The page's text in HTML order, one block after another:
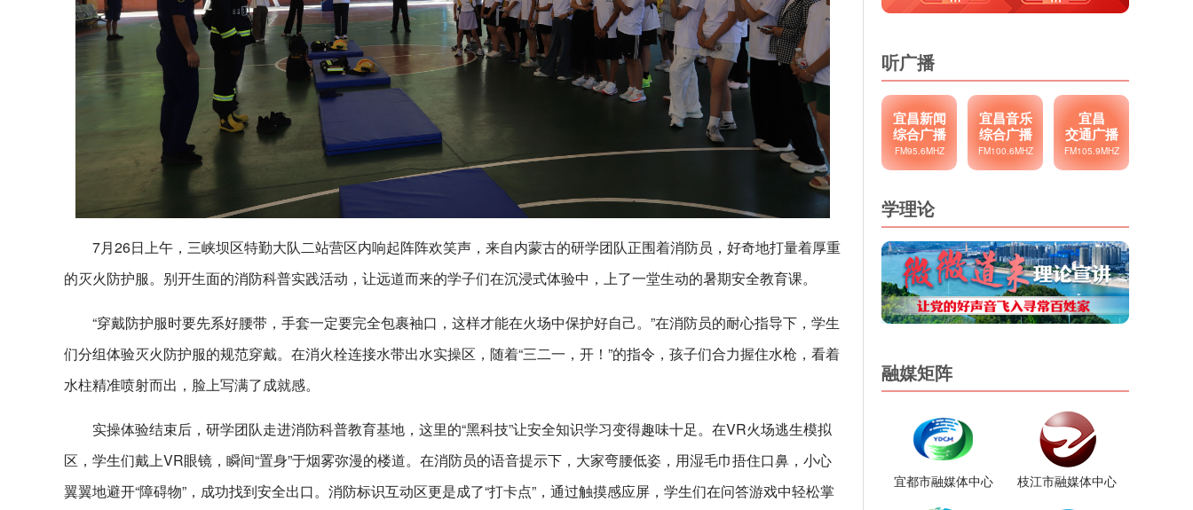
7月26日上午，三峡坝区特勤大队二站营区内响起阵阵欢笑声，来自内蒙古的研学团队正围着消防员，好奇地打量着厚重
的灭火防护服。别开生面的消防科普实践活动，让远道而来的学子们在沉浸式体验中，上了一堂生动的暑期安全教育课。
“穿戴防护服时要先系好腰带，手套一定要完全包裹袖口，这样才能在火场中保护好自己。”在消防员的耐心指导下，学生
们分组体验灭火防护服的规范穿戴。在消火栓连接水带出水实操区，随着“三二一，开！”的指令，孩子们合力握住水枪，看着
水柱精准喷射而出，脸上写满了成就感。
实操体验结束后，研学团队走进消防科普教育基地，这里的“黑科技”让安全知识学习变得趣味十足。在VR火场逃生模拟
区，学生们戴上VR眼镜，瞬间“置身”于烟雾弥漫的楼道。在消防员的语音提示下，大家弯腰低姿，用湿毛巾捂住口鼻，小心
翼翼地避开“障碍物”，成功找到安全出口。消防标识互动区更是成了“打卡点”，通过触摸感应屏，学生们在问答游戏中轻松掌
听广播
宜昌新闻
综合广播
FM95.6MHZ
宜昌音乐
综合广播
FM100.6MHZ
宜昌
交通广播
FM105.9MHZ
学理论
融媒矩阵
宜都市融媒体中心 枝江市融媒体中心